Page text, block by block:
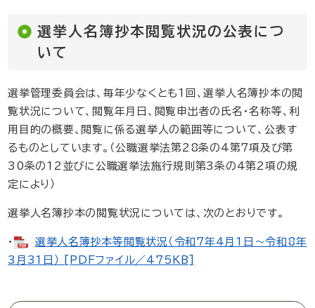
選挙人名簿抄本閲覧状況の公表につ
いて
選挙管理委員会は、毎年少なくとも1回、選挙人名簿抄本の閲
覧状況について、閲覧年月日、閲覧申出者の氏名・名称等、利
用目的の概要、閲覧に係る選挙人の範囲等について、公表す
るものとしています。（公職選挙法第28条の4第7項及び第
30条の12並びに公職選挙法施行規則第3条の4第2項の規
定により）
選挙人名簿抄本の閲覧状況については、次のとおりです。
・
選挙人名簿抄本等閲覧状況（令和7年4月1日～令和8年
3月31日） [PDFファイル／475KB]